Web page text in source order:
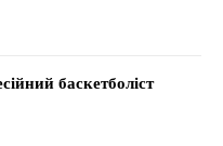
баскетболіст